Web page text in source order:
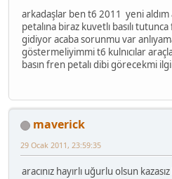
arkadaşlar ben t6 2011 yeni
petalına biraz kuvetlı basılı
gidiyor acaba sorunmu var
göstermeliyimmi t6 kulnıcılar
basın fren petalı dibi görecekmi
maverick
29 Ocak 2011, 23:59:35
aracınız hayırlı uğurlu olsun